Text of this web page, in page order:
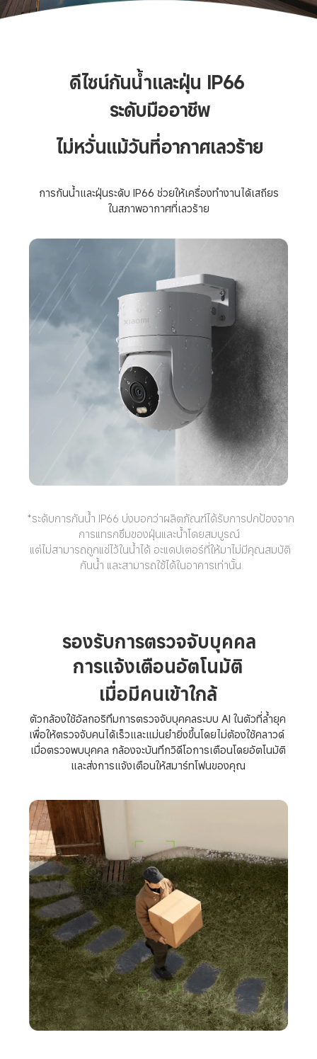
ดีไซน์กันน้ำและฝุ่น IP66
ระดับมืออาชีพ
ไม่หวั่นแม้วันที่อากาศเลวร้าย
การกันน้ำและฝุ่นระดับ IP66 ช่วยให้เครื่องทำงานได้เสถียร
ในสภาพอากาศที่เลวร้าย
*ระดับการกันน้ำ IP66 บ่งบอกว่าผลิตภัณฑ์ได้รับการปกป้องจาก
การแทรกซึมของฝุ่นและน้ำโดยสมบูรณ์
แต่ไม่สามารถถูกแช่ไว้ในน้ำได้ อะแดปเตอร์ที่ให้มาไม่มีคุณสมบัติ
กันน้ำ และสามารถใช้ได้ในอาคารเท่านั้น
รองรับการตรวจจับบุคคล
การแจ้งเตือนอัตโนมัติ
เมื่อมีคนเข้าใกล้
ตัวกล้องใช้อัลกอริทึมการตรวจจับบุคคลระบบ AI ในตัวที่ล้ำยุค
เพื่อให้ตรวจจับคนได้เร็วและแม่นยำยิ่งขึ้นโดยไม่ต้องใช้คลาวด์
เมื่อตรวจพบบุคคล กล้องจะบันทึกวิดีโอการเตือนโดยอัตโนมัติ
และส่งการแจ้งเตือนให้สมาร์ทโฟนของคุณ